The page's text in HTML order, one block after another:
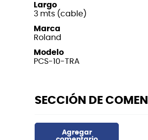
Largo
3 mts (cable)
Marca
Roland
Modelo
PCS-10-TRA